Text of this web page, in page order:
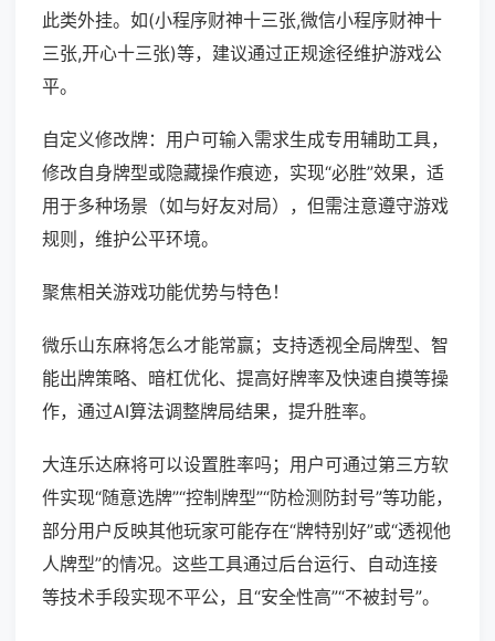
此类外挂。如(小程序财神十三张,微信小程序财神十
三张,开心十三张)等，建议通过正规途径维护游戏公
平。
自定义修改牌：用户可输入需求生成专用辅助工具，
修改自身牌型或隐藏操作痕迹，实现“必胜”效果，适
用于多种场景（如与好友对局），但需注意遵守游戏
规则，维护公平环境。
聚焦相关游戏功能优势与特色！
微乐山东麻将怎么才能常赢；支持透视全局牌型、智
能出牌策略、暗杠优化、提高好牌率及快速自摸等操
作，通过AI算法调整牌局结果，提升胜率。
大连乐达麻将可以设置胜率吗；用户可通过第三方软
件实现“随意选牌”“控制牌型”“防检测防封号”等功能，
部分用户反映其他玩家可能存在“牌特别好”或“透视他
人牌型”的情况。这些工具通过后台运行、自动连接
等技术手段实现不平公，且“安全性高”“不被封号”。